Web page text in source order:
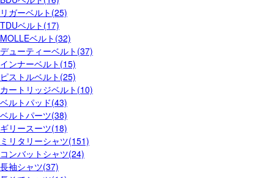
リガーベルト(25)
TDUベルト(17)
MOLLEベルト(32)
デューティーベルト(37)
インナーベルト(15)
ピストルベルト(25)
カートリッジベルト(10)
ベルトパッド(43)
ベルトパーツ(38)
ギリースーツ(18)
ミリタリーシャツ(151)
コンバットシャツ(24)
長袖シャツ(37)